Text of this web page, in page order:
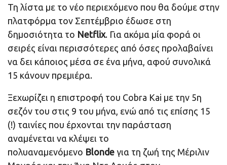
Τη λίστα με το νέο περιεχόμενο που θα δούμε στην
πλατφόρμα τον Σεπτέμβριο έδωσε στη
δημοσιότητα το Netflix. Για ακόμα μία φορά οι
σειρές είναι περισσότερες από όσες προλαβαίνει
να δει κάποιος μέσα σε ένα μήνα, αφού συνολικά
15 κάνουν πρεμιέρα.
Ξεχωρίζει η επιστροφή του Cobra Kai με την 5η
σεζόν του στις 9 του μήνα, ενώ από τις επίσης 15
(!) ταινίες που έρχονται την παράσταση
αναμένεται να κλέψει το
πολυαναμενόμενο Blonde για τη ζωή της Μέριλιν